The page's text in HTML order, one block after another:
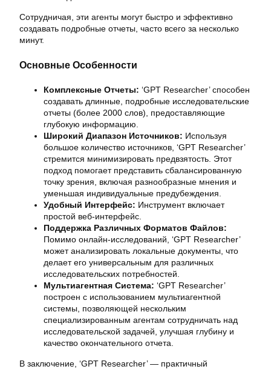
Сотрудничая, эти агенты могут быстро и эффективно
создавать подробные отчеты, часто всего за несколько
минут.
Основные Особенности
Комплексные Отчеты: ‘GPT Researcher’ способен
создавать длинные, подробные исследовательские
отчеты (более 2000 слов), предоставляющие
глубокую информацию.
Широкий Диапазон Источников: Используя
большое количество источников, ‘GPT Researcher’
стремится минимизировать предвзятость. Этот
подход помогает представить сбалансированную
точку зрения, включая разнообразные мнения и
уменьшая индивидуальные предубеждения.
Удобный Интерфейс: Инструмент включает
простой веб-интерфейс.
Поддержка Различных Форматов Файлов:
Помимо онлайн-исследований, ‘GPT Researcher’
может анализировать локальные документы, что
делает его универсальным для различных
исследовательских потребностей.
Мультиагентная Система: ‘GPT Researcher’
построен с использованием мультиагентной
системы, позволяющей нескольким
специализированным агентам сотрудничать над
исследовательской задачей, улучшая глубину и
качество окончательного отчета.
В заключение, ‘GPT Researcher’ — практичный